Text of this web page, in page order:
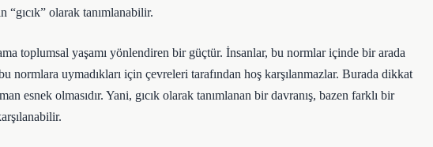
olarak tanımlanabilir.
toplumsal yaşamı yönlendiren bir güçtür. İnsanlar, bu normlar içinde bir arada
normlara uymadıkları için çevreleri tarafından hoş karşılanmazlar. Burada dikkat
esnek olmasıdır. Yani, gıcık olarak tanımlanan bir davranış, bazen farklı bir